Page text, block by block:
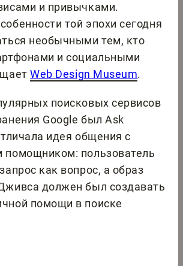
и привычками.
той эпохи сегодня
необычными тем, кто
и социальными
Web Design Museum.
поисковых сервисов
Google был Ask
идея общения с
помощником: пользователь
как вопрос, а образ
должен был создавать
помощи в поиске